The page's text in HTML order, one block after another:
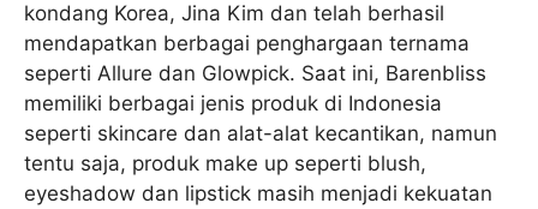
kondang Korea, Jina Kim dan telah berhasil
mendapatkan berbagai penghargaan ternama
seperti Allure dan Glowpick. Saat ini, Barenbliss
memiliki berbagai jenis produk di Indonesia
seperti skincare dan alat-alat kecantikan, namun
tentu saja, produk make up seperti blush,
eyeshadow dan lipstick masih menjadi kekuatan